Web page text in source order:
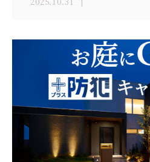
2025.10.31